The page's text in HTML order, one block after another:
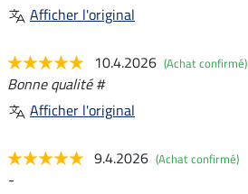
Afficher l'original
10.4.2026 (Achat confirmé)
Bonne qualité #
Afficher l'original
9.4.2026 (Achat confirmé)
-